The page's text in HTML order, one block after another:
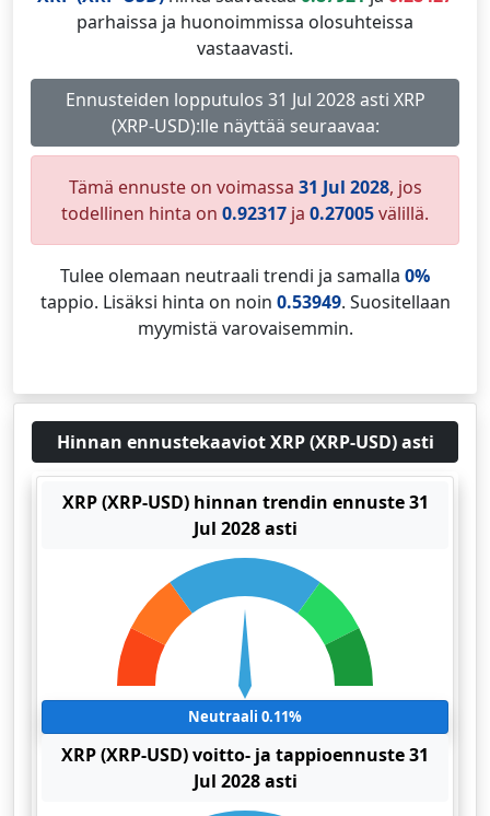
parhaissa ja huonoimmissa olosuhteissa
vastaavasti.
Ennusteiden lopputulos 31 Jul 2028 asti XRP
(XRP-USD):lle näyttää seuraavaa:
Tämä ennuste on voimassa 31 Jul 2028, jos
todellinen hinta on 0.92317 ja 0.27005välillä.
Tulee olemaan neutraali trendi ja samalla 0%
tappio. Lisäksi hinta on noin 0.53949. Suositellaan
myymistä varovaisemmin.
Hinnan ennustekaaviot XRP (XRP-USD) asti
XRP (XRP-USD) hinnan trendin ennuste 31
Jul 2028 asti
Neutraali 0.11%
XRP (XRP-USD) voitto- ja tappioennuste 31
Jul 2028 asti